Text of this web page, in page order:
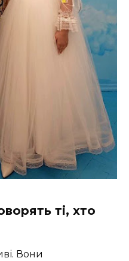
ті, хто
Вони